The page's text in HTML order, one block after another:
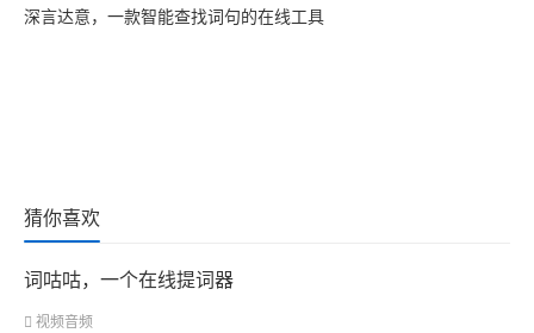
深言达意，一款智能查找词句的在线工具
猜你喜欢
词咕咕，一个在线提词器
视频音频